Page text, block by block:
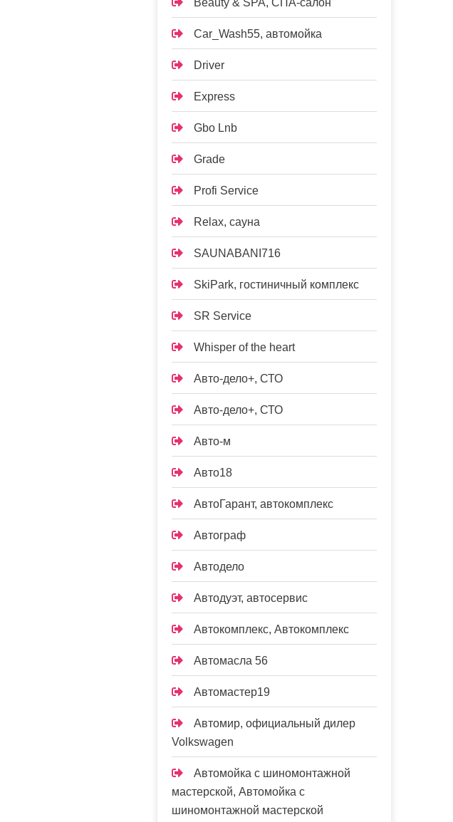
Beauty & SPA, СПА-салон
Car_Wash55, автомойка
Driver
Express
Gbo Lnb
Grade
Profi Service
Relax, сауна
SAUNABANI716
SkiPark, гостиничный комплекс
SR Service
Whisper of the heart
Авто-дело+, СТО
Авто-дело+, СТО
Авто-м
Авто18
АвтоГарант, автокомплекс
Автограф
Автодело
Автодуэт, автосервис
Автокомплекс, Автокомплекс
Автомасла 56
Автомастер19
Автомир, официальный дилер
Volkswagen
Автомойка с шиномонтажной
мастерской, Автомойка с
шиномонтажной мастерской